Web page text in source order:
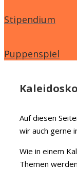
Stipendium
Puppenspiel
Auf diesen
wir auch gerne
Wie in einem
Themen